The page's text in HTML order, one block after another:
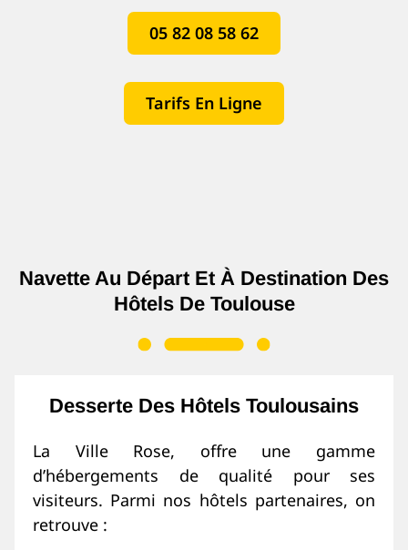
05 82 08 58 62
Tarifs En Ligne
Navette Au Départ Et À Destination Des
Hôtels De Toulouse
Desserte Des Hôtels Toulousains
La Ville Rose, offre une gamme
d’hébergements de qualité pour ses
visiteurs. Parmi nos hôtels partenaires, on
retrouve :